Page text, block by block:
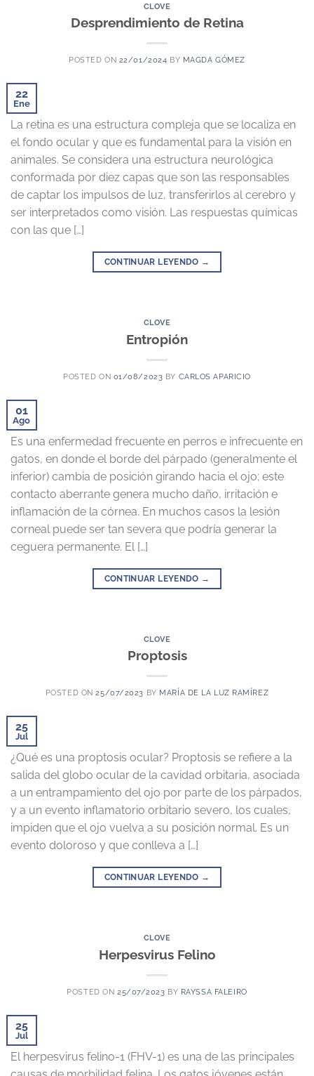
CLOVE
Desprendimiento de Retina
POSTED ON 22/01/2024 BY MAGDA GÓMEZ
22
Ene
La retina es una estructura compleja que se localiza en
el fondo ocular y que es fundamental para la visión en
animales. Se considera una estructura neurológica
conformada por diez capas que son las responsables
de captar los impulsos de luz, transferirlos al cerebro y
ser interpretados como visión. Las respuestas químicas
con las que […]
CONTINUAR LEYENDO →
CLOVE
Entropión
POSTED ON 01/08/2023 BY CARLOS APARICIO
01
Ago
Es una enfermedad frecuente en perros e infrecuente en
gatos, en donde el borde del párpado (generalmente el
inferior) cambia de posición girando hacia el ojo; este
contacto aberrante genera mucho daño, irritación e
inflamación de la córnea. En muchos casos la lesión
corneal puede ser tan severa que podría generar la
ceguera permanente. El […]
CONTINUAR LEYENDO →
CLOVE
Proptosis
POSTED ON25/07/2023 BY MARÍA DE LA LUZ RAMÍREZ
25
Jul
¿Qué es una proptosis ocular? Proptosis se refiere a la
salida del globo ocular de la cavidad orbitaria, asociada
a un entrampamiento del ojo por parte de los párpados,
y a un evento inflamatorio orbitario severo, los cuales,
impiden que el ojo vuelva a su posición normal. Es un
evento doloroso y que conlleva a […]
CONTINUAR LEYENDO →
CLOVE
Herpesvirus Felino
POSTED ON 25/07/2023 BY RAYSSA FALEIRO
25
Jul
El herpesvirus felino-1 (FHV-1) es una de las principales